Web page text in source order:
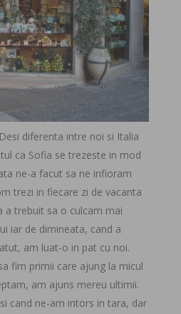
diferenta intre noi si Italia
ca Sofia se trezeste in mod
ne-a facut sa ne infioram
trezi in fiecare zi de vacanta
a trebuit sa o culcam mai
iar de dimineata, cand a
am luat-o in pat cu noi.
fim primii care ajung la micul
am ajuns mereu ultimii.
cand ne-am intors in tara, dar